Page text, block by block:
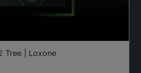
Tree | Loxone